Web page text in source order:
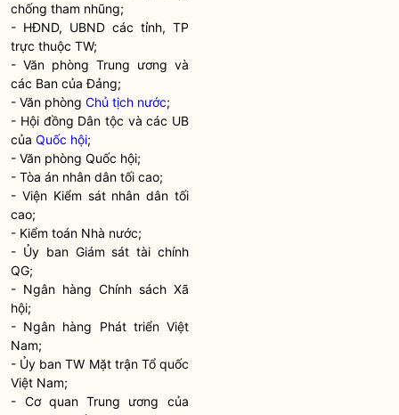
chống tham nhũng;
- HĐND, UBND các tỉnh, TP
trực thuộc TW;
- Văn phòng Trung ương và
các Ban của Đảng;
- Văn phòngChủ tịch nước;
- Hội đồng Dân tộc và các UB
củaQuốc hội;
- Văn phòngQuốc hội;
- Tòa án nhân dân tối cao;
- Viện Kiểm sát nhân dân tối
cao;
- Kiểm toán Nhà nước;
- Ủy ban Giám sát tài chính
QG;
- Ngân hàng Chính sách Xã
hội;
- Ngân hàng Phát triển Việt
Nam;
- Ủy ban TW Mặt trận Tổ quốc
Việt Nam;
- Cơ quan Trung ương của